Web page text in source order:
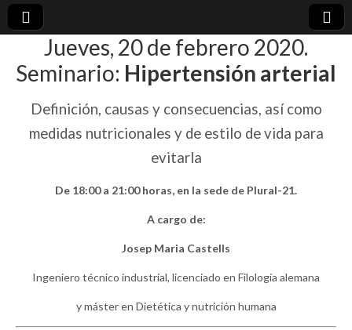
plural-
21.org
Jueves, 20 de febrero 2020.
Seminario: Hipertensión arterial
Definición, causas y consecuencias, así como
medidas nutricionales y de estilo de vida para
evitarla
De 18:00 a 21:00 horas, en la sede de Plural-21.
A cargo de:
Josep Maria Castells
Ingeniero técnico industrial, licenciado en Filología alemana
y máster en Dietética y nutrición humana